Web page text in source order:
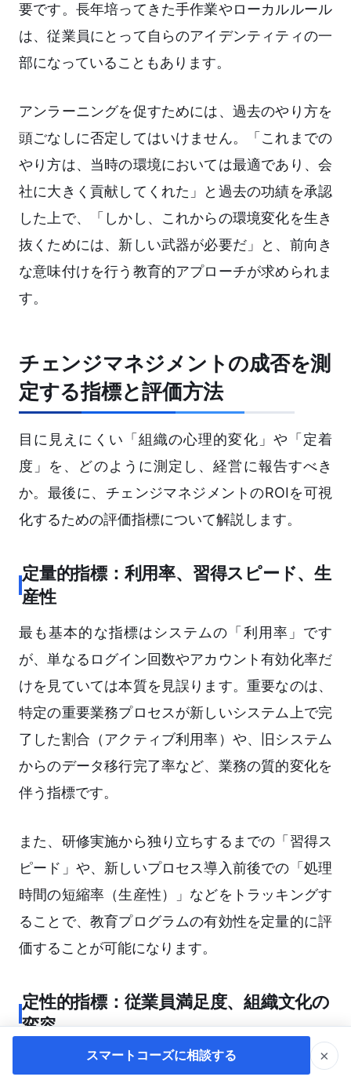
要です。長年培ってきた手作業やローカルルール
は、従業員にとって自らのアイデンティティの一
部になっていることもあります。
アンラーニングを促すためには、過去のやり方を
頭ごなしに否定してはいけません。「これまでの
やり方は、当時の環境においては最適であり、会
社に大きく貢献してくれた」と過去の功績を承認
した上で、「しかし、これからの環境変化を生き
抜くためには、新しい武器が必要だ」と、前向き
な意味付けを行う教育的アプローチが求められま
す。
チェンジマネジメントの成否を測
定する指標と評価方法
目に見えにくい「組織の心理的変化」や「定着
度」を、どのように測定し、経営に報告すべき
か。最後に、チェンジマネジメントのROIを可視
化するための評価指標について解説します。
定量的指標：利用率、習得スピード、生
産性
最も基本的な指標はシステムの「利用率」です
が、単なるログイン回数やアカウント有効化率だ
けを見ていては本質を見誤ります。重要なのは、
特定の重要業務プロセスが新しいシステム上で完
了した割合（アクティブ利用率）や、旧システム
からのデータ移行完了率など、業務の質的変化を
伴う指標です。
また、研修実施から独り立ちするまでの「習得ス
ピード」や、新しいプロセス導入前後での「処理
時間の短縮率（生産性）」などをトラッキングす
ることで、教育プログラムの有効性を定量的に評
価することが可能になります。
定性的指標：従業員満足度、組織文化の
変容
定量データだけでは測れない現場の感情やストレ
スマートコーズに相談する ×